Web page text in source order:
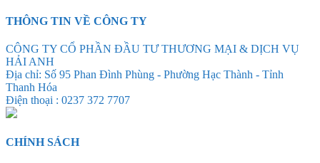
THÔNG TIN VỀ CÔNG TY
CÔNG TY CỔ PHẦN ĐẦU TƯ THƯƠNG MẠI & DỊCH VỤ
HẢI ANH
Địa chỉ: Số 95 Phan Đình Phùng - Phường Hạc Thành - Tỉnh
Thanh Hóa
Điện thoại : 0237 372 7707
CHÍNH SÁCH